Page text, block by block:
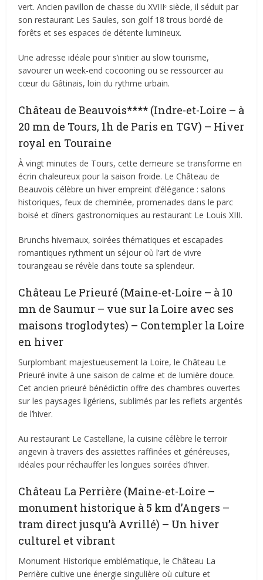
vert. Ancien pavillon de chasse du XVIIIᵉ siècle, il séduit par
son restaurant Les Saules, son golf 18 trous bordé de
forêts et ses espaces de détente lumineux.
Une adresse idéale pour s’initier au slow tourisme,
savourer un week-end cocooning ou se ressourcer au
cœur du Gâtinais, loin du rythme urbain.
Château de Beauvois**** (Indre-et-Loire – à
20 mn de Tours, 1h de Paris en TGV) – Hiver
royal en Touraine
À vingt minutes de Tours, cette demeure se transforme en
écrin chaleureux pour la saison froide. Le Château de
Beauvois célèbre un hiver empreint d’élégance : salons
historiques, feux de cheminée, promenades dans le parc
boisé et dîners gastronomiques au restaurant Le Louis XIII.
Brunchs hivernaux, soirées thématiques et escapades
romantiques rythment un séjour où l’art de vivre
tourangeau se révèle dans toute sa splendeur.
Château Le Prieuré (Maine-et-Loire – à 10
mn de Saumur – vue sur la Loire avec ses
maisons troglodytes) – Contempler la Loire
en hiver
Surplombant majestueusement la Loire, le Château Le
Prieuré invite à une saison de calme et de lumière douce.
Cet ancien prieuré bénédictin offre des chambres ouvertes
sur les paysages ligériens, sublimés par les reflets argentés
de l’hiver.
Au restaurant Le Castellane, la cuisine célèbre le terroir
angevin à travers des assiettes raffinées et généreuses,
idéales pour réchauffer les longues soirées d’hiver.
Château La Perrière (Maine-et-Loire –
monument historique à 5 km d’Angers –
tram direct jusqu’à Avrillé) – Un hiver
culturel et vibrant
Monument Historique emblématique, le Château La
Perrière cultive une énergie singulière où culture et